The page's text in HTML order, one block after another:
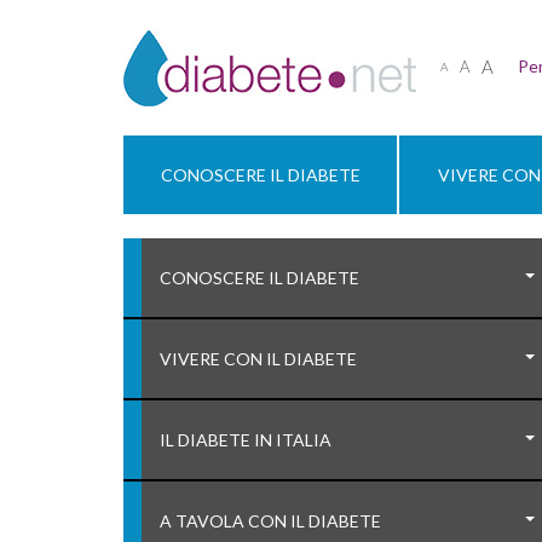
A A A
CONOSCERE IL DIABETE VIVERE
CONOSCERE IL DIABETE
VIVERE CON IL DIABETE
IL DIABETE IN ITALIA
A TAVOLA CON IL DIABETE